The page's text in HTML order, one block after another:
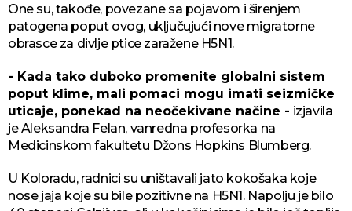
One su, takođe, povezane sa pojavom i širenjem
patogena poput ovog, uključujući nove migratorne
obrasce za divlje ptice zaražene H5N1.
- Kada tako duboko promenite globalni sistem
poput klime, mali pomaci mogu imati seizmičke
uticaje, ponekad na neočekivane načine - izjavila
je Aleksandra Felan, vanredna profesorka na
Medicinskom fakultetu Džons Hopkins Blumberg.
U Koloradu, radnici su uništavali jato kokošaka koje
nose jaja koje su bile pozitivne na H5N1. Napolju je bilo